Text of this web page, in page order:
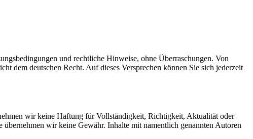
und rechtliche Hinweise, ohne Überraschungen. Von
dem deutschen Recht. Auf dieses Versprechen können Sie sich jederzeit
wir keine Haftung für Vollständigkeit, Richtigkeit, Aktualität oder
wir keine Gewähr. Inhalte mit namentlich genannten Autoren